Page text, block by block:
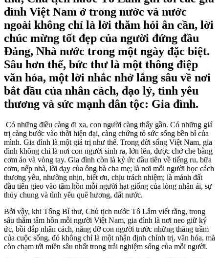
đình Việt Nam ở trong nước và nước
ngoài không chỉ là lời thăm hỏi ân cần, lời
chúc mừng tốt đẹp của người đứng đầu
Đảng, Nhà nước trong một ngày đặc biệt.
Sâu hơn thế, bức thư là một thông điệp
văn hóa, một lời nhắc nhở lắng sâu về nơi
bắt đầu của nhân cách, đạo lý, tình yêu
thương và sức mạnh dân tộc: Gia đình.
Có những điều càng đi xa, con người càng thấy gần. Có những giá
trị càng bước vào thời hiện đại, càng chứng tỏ sức sống bền bỉ của
mình. Gia đình là một giá trị như thế. Trong đời sống Việt Nam, gia
đình không chỉ là nơi con người sinh ra, lớn lên, được chở che bằng
cơm áo và vòng tay. Gia đình còn là ký ức đầu tiên về tiếng ru, bữa
cơm, nếp nhà, lời dạy của ông bà cha mẹ; là nơi mỗi người học cách
thương yêu, nhường nhịn, biết ơn, chịu trách nhiệm; là mảnh đất
đầu tiên gieo vào tâm hồn mỗi người hạt giống của lòng nhân ái, sự
thủy chung và tình yêu quê hương, đất nước.
Bởi vậy, khi Tổng Bí thư, Chủ tịch nước Tô Lâm viết rằng, trong
sâu thẳm tâm hồn mỗi người Việt Nam, gia đình là nơi neo giữ ký
ức, bồi đắp nhân cách, nâng đỡ con người trước những thăng trầm
của cuộc sống, đó không chỉ là một nhận định chính trị, văn hóa, mà
còn chạm tới miền sâu nhất trong trải nghiệm sống của mỗi người.